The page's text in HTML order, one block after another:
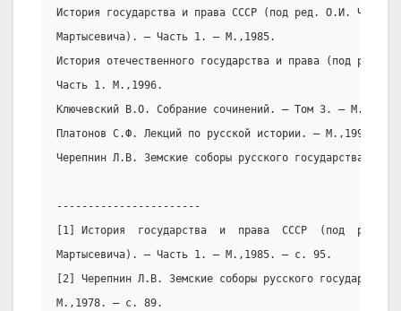
История государства и права СССР (под ред. О.И.
Мартысевича). – Часть 1. – М.,1985.
История отечественного государства и права (под ред.
Часть 1. М.,1996.
Ключевский В.О. Собрание сочинений. – Том 3. – М.,1993.
Платонов С.Ф. Лекций по русской истории. – М.,1996.
Черепнин Л.В. Земские соборы русского государства в
-----------------------
[1] История  государства  и  права  СССР  (под  ред.
Мартысевича). – Часть 1. – М.,1985. – с. 95.
[2] Черепнин Л.В. Земские соборы русского
М.,1978. – с. 89.